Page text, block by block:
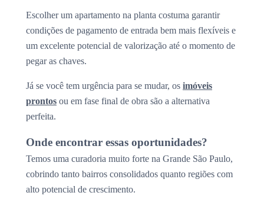
Escolher um apartamento na planta costuma garantir
condições de pagamento de entrada bem mais flexíveis e
um excelente potencial de valorização até o momento de
pegar as chaves.
Já se você tem urgência para se mudar, os imóveis
prontos ou em fase final de obra são a alternativa
perfeita.
Onde encontrar essas oportunidades?
Temos uma curadoria muito forte na Grande São Paulo,
cobrindo tanto bairros consolidados quanto regiões com
alto potencial de crescimento.